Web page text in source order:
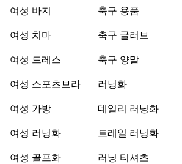
여성 바지
여성 치마
여성 드레스
여성 스포츠브라
여성 가방
여성 러닝화
여성 골프화
축구 용품
축구 글러브
축구 양말
러닝화
데일리 러닝화
트레일 러닝화
러닝 티셔츠